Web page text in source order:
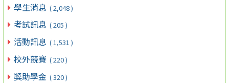
學生消息 ( 2,048 )
考試訊息 ( 205 )
活動訊息 ( 1,531 )
校外競賽 ( 220 )
獎助學金 ( 320 )